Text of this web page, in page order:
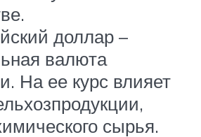
доллар –
валюта
На ее курс влияет
сырья.